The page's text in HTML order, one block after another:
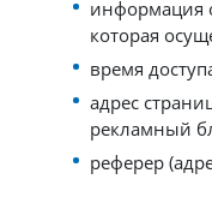
информация
которая
время
адрес
рекламный
реферер